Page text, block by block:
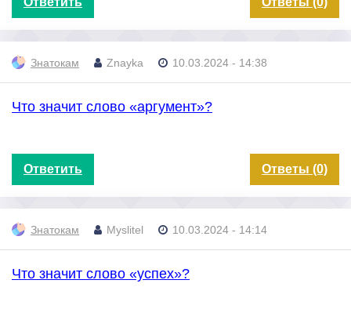
Знатокам Znayka 10.03.2024 - 14:38
Что значит слово «аргумент»?
Ответить Ответы (0)
Знатокам Myslitel 10.03.2024 - 14:14
Что значит слово «успех»?